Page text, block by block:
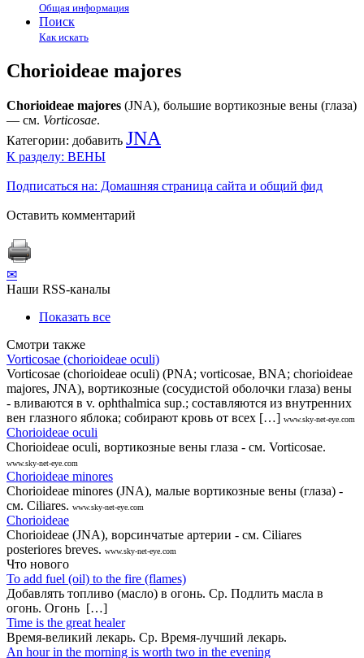
Общая информация
Поиск
Как искать
Chorioideae majores
Chorioideae majores (JNA), большие вортикозные вены (глаза)
— см. Vorticosae.
Категории: добавить JNA
К разделу: ВЕНЫ
Подписаться на: Домашняя страница сайта и общий фид
Оставить комментарий
✉
Наши RSS-каналы
Показать все
Смотри также
Vorticosae (chorioideae oculi)
Vorticosae (chorioideae oculi) (PNA; vorticosae, BNA; chorioideae
majores, JNA), вортикозные (сосудистой оболочки глаза) вены
- вливаются в v. ophthalmica sup.; составляются из внутренних
вен глазного яблока; собирают кровь от всех […] www.sky-net-eye.com
Chorioideae oculi
Chorioideae oculi, вортикозные вены глаза - см. Vorticosae.
www.sky-net-eye.com
Chorioideae minores
Chorioideae minores (JNA), малые вортикозные вены (глаза) -
см. Ciliares. www.sky-net-eye.com
Chorioideae
Chorioideae (JNA), ворсинчатые артерии - см. Ciliares
posteriores breves. www.sky-net-eye.com
Что нового
То add fuel (oil) to the fire (flames)
Добавлять топливо (масло) в огонь. Ср. Подлить масла в
огонь. Огонь […]
Time is the great healer
Время-великий лекарь. Ср. Время-лучший лекарь.
An hour in the morning is worth two in the evening